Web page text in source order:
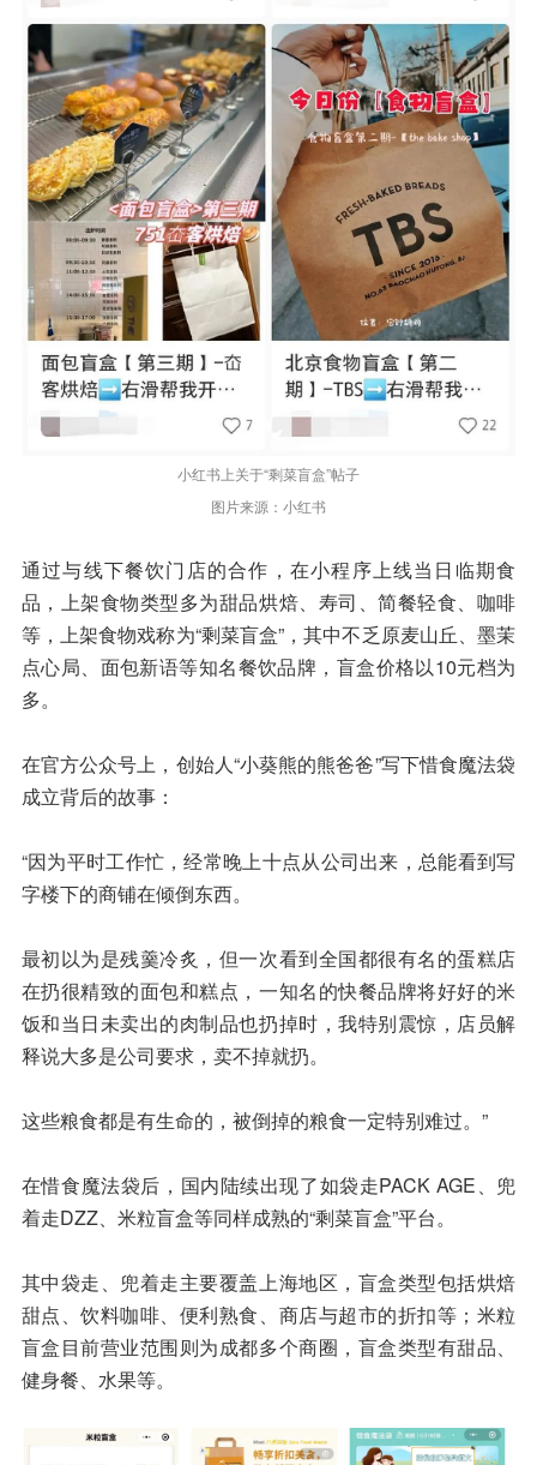
小红书上关于“剩菜盲盒”帖子
图片来源：小红书
通过与线下餐饮门店的合作，在小程序上线当日临期食
品，上架食物类型多为甜品烘焙、寿司、简餐轻食、咖啡
等，上架食物戏称为“剩菜盲盒”，其中不乏原麦山丘、墨茉
点心局、面包新语等知名餐饮品牌，盲盒价格以10元档为
多。
在官方公众号上，创始人“小葵熊的熊爸爸”写下惜食魔法袋
成立背后的故事：
“因为平时工作忙，经常晚上十点从公司出来，总能看到写
字楼下的商铺在倾倒东西。
最初以为是残羹冷炙，但一次看到全国都很有名的蛋糕店
在扔很精致的面包和糕点，一知名的快餐品牌将好好的米
饭和当日未卖出的肉制品也扔掉时，我特别震惊，店员解
释说大多是公司要求，卖不掉就扔。
这些粮食都是有生命的，被倒掉的粮食一定特别难过。”
在惜食魔法袋后，国内陆续出现了如袋走PACK AGE、兜
着走DZZ、米粒盲盒等同样成熟的“剩菜盲盒”平台。
其中袋走、兜着走主要覆盖上海地区，盲盒类型包括烘焙
甜点、饮料咖啡、便利熟食、商店与超市的折扣等；米粒
盲盒目前营业范围则为成都多个商圈，盲盒类型有甜品、
健身餐、水果等。